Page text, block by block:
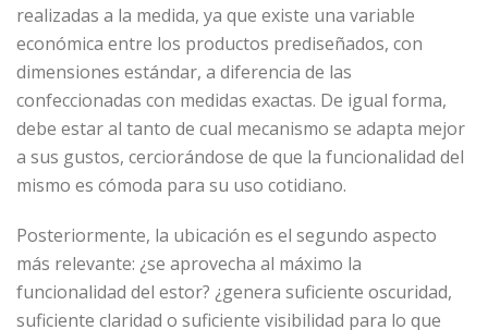
realizadas a la medida, ya que existe una variable
económica entre los productos prediseñados, con
dimensiones estándar, a diferencia de las
confeccionadas con medidas exactas. De igual forma,
debe estar al tanto de cual mecanismo se adapta mejor
a sus gustos, cerciorándose de que la funcionalidad del
mismo es cómoda para su uso cotidiano.
Posteriormente, la ubicación es el segundo aspecto
más relevante: ¿se aprovecha al máximo la
funcionalidad del estor? ¿genera suficiente oscuridad,
suficiente claridad o suficiente visibilidad para lo que